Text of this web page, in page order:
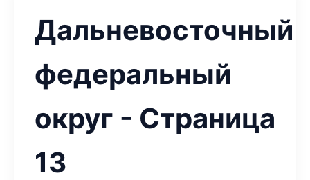
Дальневосточный
федеральный
округ - Страница
13